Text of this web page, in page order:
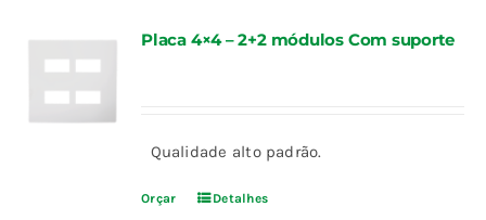
Placa 4×4 – 2+2 módulos Com suporte
Qualidade alto padrão.
Orçar Detalhes